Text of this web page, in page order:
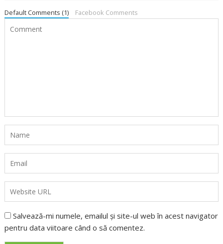
Default Comments (1) Facebook Comments
Salvează-mi numele, emailul și site-ul web în acest navigator
pentru data viitoare când o să comentez.